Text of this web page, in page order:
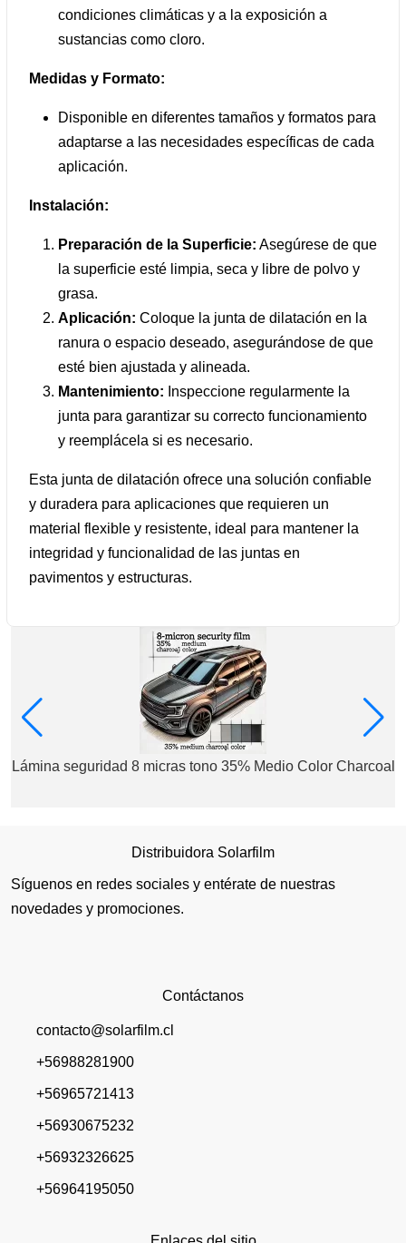
condiciones climáticas y a la exposición a
sustancias como cloro.
Medidas y Formato:
Disponible en diferentes tamaños y formatos para
adaptarse a las necesidades específicas de cada
aplicación.
Instalación:
Preparación de la Superficie: Asegúrese de que
la superficie esté limpia, seca y libre de polvo y
grasa.
Aplicación: Coloque la junta de dilatación en la
ranura o espacio deseado, asegurándose de que
esté bien ajustada y alineada.
Mantenimiento: Inspeccione regularmente la
junta para garantizar su correcto funcionamiento
y reemplácela si es necesario.
Esta junta de dilatación ofrece una solución confiable
y duradera para aplicaciones que requieren un
material flexible y resistente, ideal para mantener la
integridad y funcionalidad de las juntas en
pavimentos y estructuras.
Lámina seguridad 8 micras tono 35% Medio Color Charcoal
Distribuidora Solarfilm
Síguenos en redes sociales y entérate de nuestras
novedades y promociones.
Contáctanos
contacto@solarfilm.cl
+56988281900
+56965721413
+56930675232
+56932326625
+56964195050